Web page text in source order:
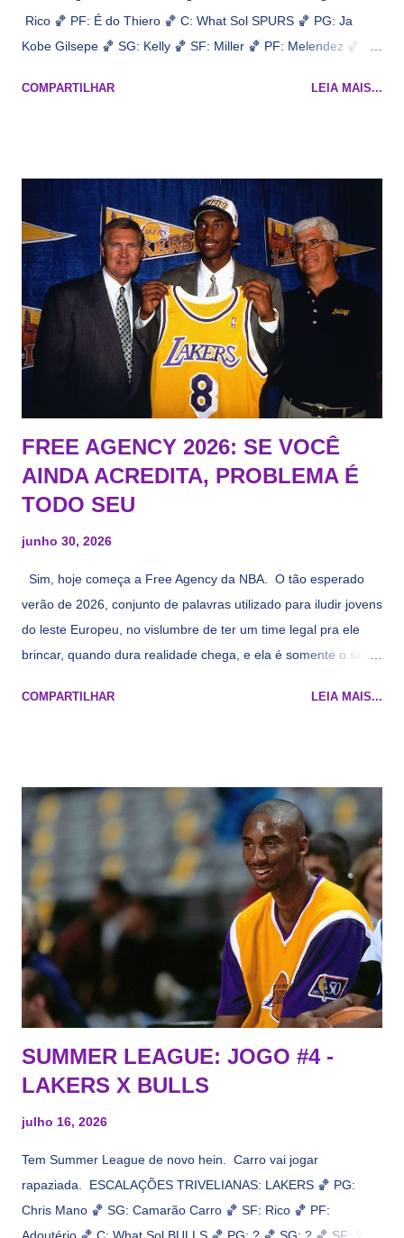
Rico 🏀 PF: É do Thiero 🏀 C: What Sol SPURS 🏀 PG: Ja
Kobe Gilsepe 🏀 SG: Kelly 🏀 SF: Miller 🏀 PF: Melendez 🏀 C:
Na quadra Transmissão: NBA League Pass
COMPARTILHAR LEIA MAIS...
FREE AGENCY 2026: SE VOCÊ
AINDA ACREDITA, PROBLEMA É
TODO SEU
junho 30, 2026
Sim, hoje começa a Free Agency da NBA. O tão esperado
verão de 2026, conjunto de palavras utilizado para iludir jovens
do leste Europeu, no vislumbre de ter um time legal pra ele
brincar, quando dura realidade chega, e ela é somente o seu
cara de decrépito, mas que aparentemente ainda é jovem.
vezes a gente esquece mesmo. Então, como diria o Marcelo
Tas no Telecurso 2000 , É HORA DA REVISÃO! Ah, e quase
todos esses nomes foram linkados ao Lakers. Se de fato há o
interesse, não importa, o nosso compromisso é sempre com a
informação, a veracidade vem depois. E do Lakers hein? Até
agora nada de Ruim Hachaomuro (dizem que Nets tem
interesse) e LeBrão James - esse sendo assediado pelo
Draymond Green enquanto chora pro Cavs contrat...
COMPARTILHAR LEIA MAIS...
SUMMER LEAGUE: JOGO #4 -
LAKERS X BULLS
julho 16, 2026
Tem Summer League de novo hein. Carro vai jogar
rapaziada. ESCALAÇÕES TRIVELIANAS: LAKERS 🏀 PG:
Chris Mano 🏀 SG: Camarão Carro 🏀 SF: Rico 🏀 PF: